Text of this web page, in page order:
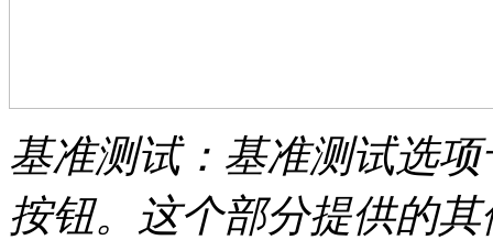
基准测试：基准测试选
按钮。这个部分提供的